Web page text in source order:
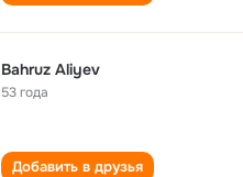
Bahruz Aliyev
53 года
Добавить в друзья